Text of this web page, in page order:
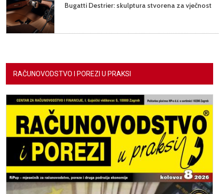
Bugatti Destrier: skulptura stvorena za vječnost
RAČUNOVODSTVO I POREZI U PRAKSI